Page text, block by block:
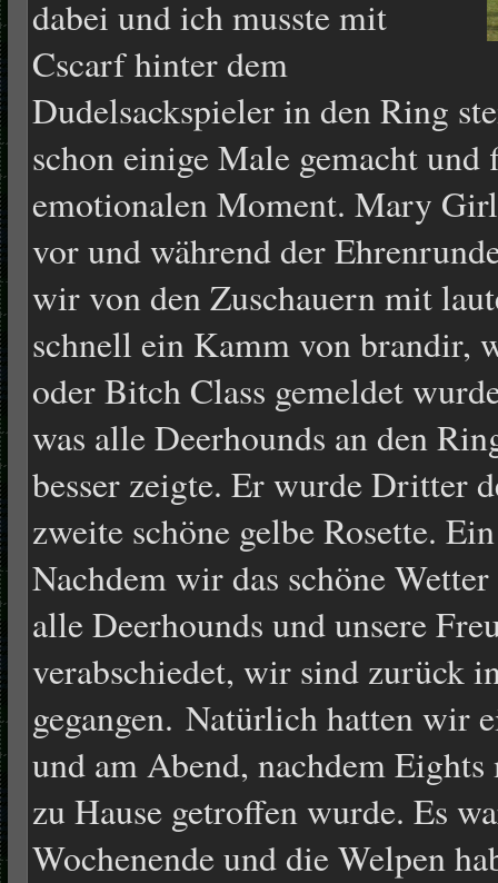
dabei und ich musste mit
Cscarf hinter dem
Dudelsackspieler in den Ring
schon einige Male gemacht
emotionalen Moment. Mary
vor und während der
wir von den Zuschauern mit
schnell ein Kamm von brandir,
oder Bitch Class gemeldet
was alle Deerhounds an den
besser zeigte. Er wurde Dritter
zweite schöne gelbe Rosette.
Nachdem wir das schöne
alle Deerhounds und unsere
verabschiedet, wir sind zurück
gegangen. Natürlich hatten wir
und am Abend, nachdem
zu Hause getroffen wurde. Es
Wochenende und die Welpen